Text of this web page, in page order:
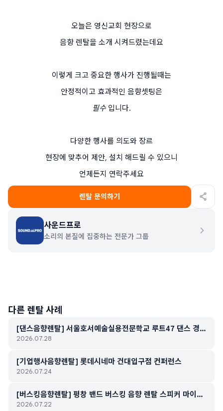
오늘은 영신교회 현장으로
음향 렌탈을 소개 시켜드렸는데요
이렇게 크고 중요한 행사가 진행될때는
안정적이고 효과적인 음향셋팅은
필수 입니다.
다양한 행사를 의도와 장르
현장에 맞추어 제안, 설치 해드릴 수 있으니
언제든지 연락주세요
렌탈 문의하기
사운드프로
소리의 본질에 집중하는 전문가 그룹
다른 렌탈 사례
[댄스음향렌탈] 서울호서예술실용전문학교 루트47 댄스 경연
대회
2026.07.28
[기업행사음향렌탈] 롯데시네마 건대입구점 컨퍼런스
2026.07.24
[버스킹음향렌탈] 평창 밴드 버스킹 음향 렌탈 스피커 마이크
대여
2026.07.22